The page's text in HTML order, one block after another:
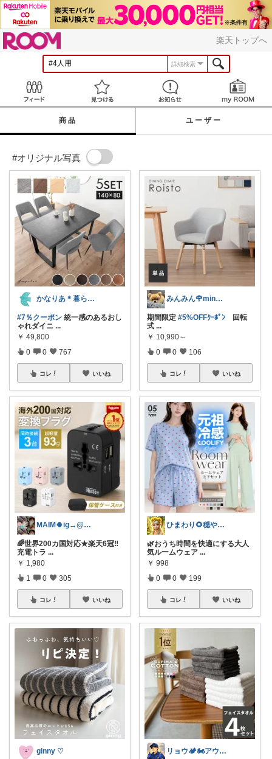
楽天トップへ
詳細検索
見つける お知らせ
商品 ユーザー
#オリジナル写真
かなりあ＊暮らしのマルシェ
#7％クーポン 統一感のあるおし
ゃれダイニ ...
￥ 49,800
0 0 767
コレ いいね
MAIM🍀ig→@maim_419
🌈世界200カ国対応★楽天6冠‼︎
充電トラ ...
￥ 1,980
1 0 305
コレ いいね
ginny ♡
みんみん🌹minminღ
期間限定 #5%OFFｸｰﾎﾟﾝ 回転
式 ...
￥ 10,990～
0 0 106
コレ いいね
ひまわり🌻穏やかな暮らし
🌿おうち時間を快適にする大人
気ルームウェア ...
￥ 998
0 0 199
コレ いいね
リョウ🏕️🏍️アウトドア・バイク